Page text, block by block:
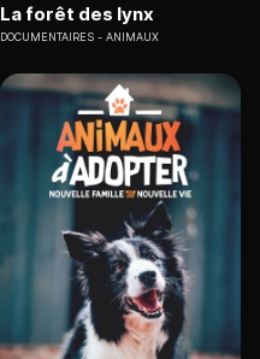
La forêt des lynx
DOCUMENTAIRES ANIMAUX